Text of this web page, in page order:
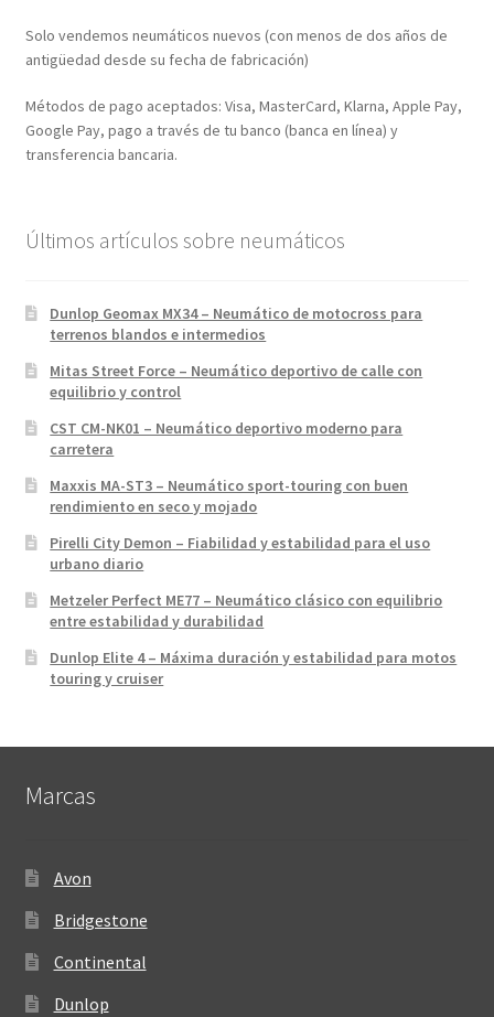
Solo vendemos neumáticos nuevos (con menos de dos años de
antigüedad desde su fecha de fabricación)
Métodos de pago aceptados: Visa, MasterCard, Klarna, Apple Pay,
Google Pay, pago a través de tu banco (banca en línea) y
transferencia bancaria.
Últimos artículos sobre neumáticos
Dunlop Geomax MX34 – Neumático de motocross para
terrenos blandos e intermedios
Mitas Street Force – Neumático deportivo de calle con
equilibrio y control
CST CM-NK01 – Neumático deportivo moderno para
carretera
Maxxis MA-ST3 – Neumático sport-touring con buen
rendimiento en seco y mojado
Pirelli City Demon – Fiabilidad y estabilidad para el uso
urbano diario
Metzeler Perfect ME77 – Neumático clásico con equilibrio
entre estabilidad y durabilidad
Dunlop Elite 4 – Máxima duración y estabilidad para motos
touring y cruiser
Marcas
Avon
Bridgestone
Continental
Dunlop